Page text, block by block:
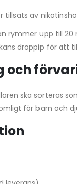
tillsats av
rymmer upp till
droppip för att
och
ska sorteras
för barn och